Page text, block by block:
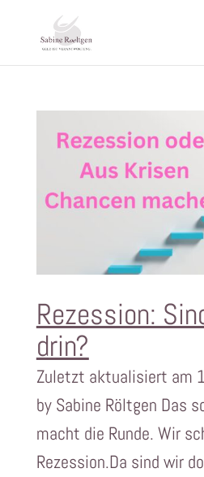
Rezession:
drin?
Zuletzt aktualisiert am
by Sabine Röltgen Das
macht die Runde. Wir
Rezession.Da sind wir